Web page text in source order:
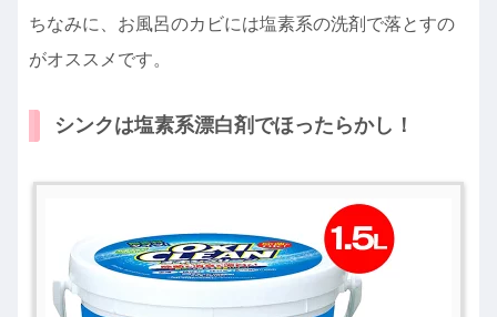
ちなみに、お風呂のカビには塩素系の洗剤で落とすの
がオススメです。
シンクは塩素系漂白剤でほったらかし！